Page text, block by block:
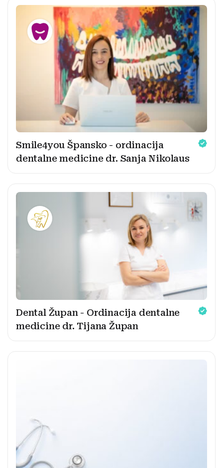
Smile4you Špansko - ordinacija
dentalne medicine dr. Sanja Nikolaus
Dental Župan - Ordinacija dentalne
medicine dr. Tijana Župan